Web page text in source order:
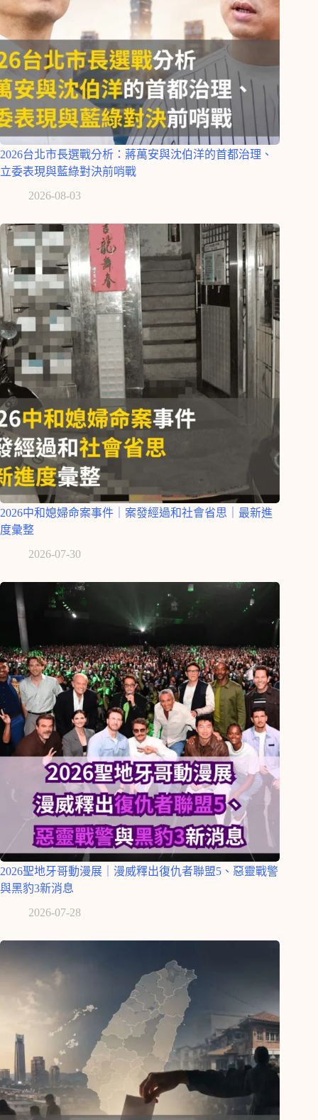
2026台北市長選戰分析：蔣萬安與沈伯洋的首都治理、
立委表現與藍綠對決前哨戰
2026-08-03
2026中和媳婦命案事件｜案發經過和社會省思｜最新進
度彙整
2026-07-30
2026聖地牙哥動漫展｜漫威釋出復仇者聯盟5、惡靈戰警
與黑豹3新消息
2026-07-28